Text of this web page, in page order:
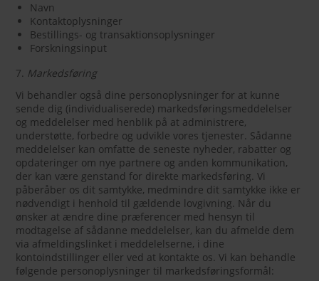
Navn
Kontaktoplysninger
Bestillings- og transaktionsoplysninger
Forskningsinput
7. Markedsføring
Vi behandler også dine personoplysninger for at kunne
sende dig (individualiserede) markedsføringsmeddelelser
og meddelelser med henblik på at administrere,
understøtte, forbedre og udvikle vores tjenester. Sådanne
meddelelser kan omfatte de seneste nyheder, rabatter og
opdateringer om nye partnere og anden kommunikation,
der kan være genstand for direkte markedsføring. Vi
påberåber os dit samtykke, medmindre dit samtykke ikke er
nødvendigt i henhold til gældende lovgivning. Når du
ønsker at ændre dine præferencer med hensyn til
modtagelse af sådanne meddelelser, kan du afmelde dem
via afmeldingslinket i meddelelserne, i dine
kontoindstillinger eller ved at kontakte os. Vi kan behandle
følgende personoplysninger til markedsføringsformål: